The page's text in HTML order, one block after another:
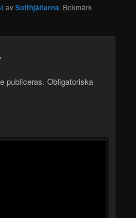
avSoffhjältarna. Bokmärk
publiceras. Obligatoriska